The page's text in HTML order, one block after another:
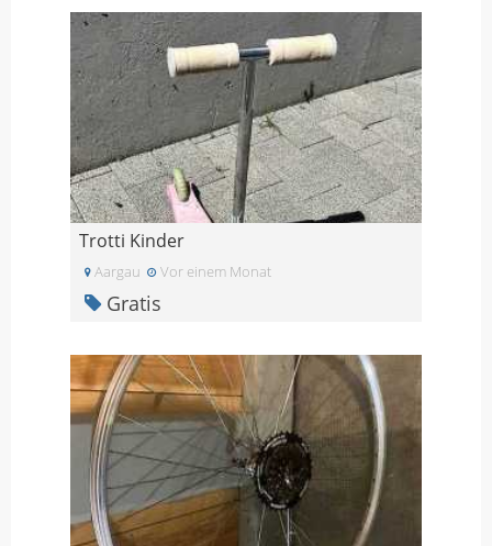
Trotti Kinder
Aargau Vor einem Monat
Gratis